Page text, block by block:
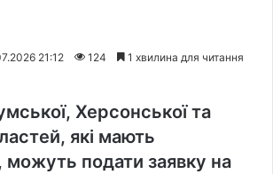
21:12 124 1 хвилина для читання
Херсонської та
які мають
можуть подати заявку на